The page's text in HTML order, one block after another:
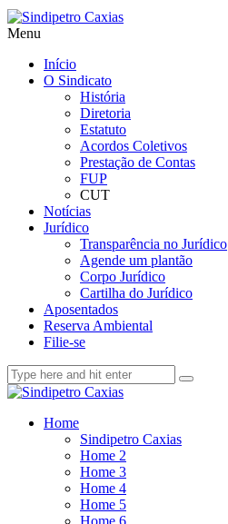
Menu
Início
O Sindicato
História
Diretoria
Estatuto
Acordos Coletivos
Prestação de Contas
FUP
CUT
Notícias
Jurídico
Transparência no Jurídico
Agende um plantão
Corpo Jurídico
Cartilha do Jurídico
Aposentados
Reserva Ambiental
Filie-se
Home
Sindipetro Caxias
Home 2
Home 3
Home 4
Home 5
Home 6